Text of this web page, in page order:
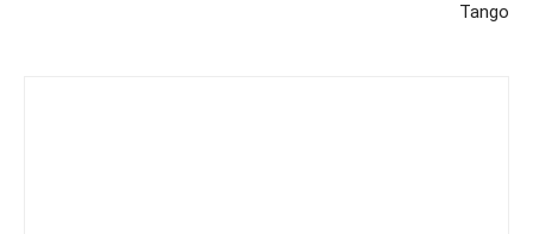
Tango